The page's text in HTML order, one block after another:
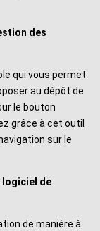
des
qui vous permet
au dépôt de
le bouton
grâce à cet outil
sur le
logiciel de
de manière à